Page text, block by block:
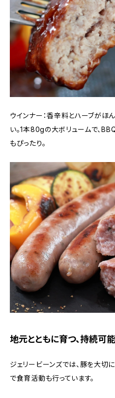
ウインナー：香辛料とハーブがほ
い。1本80gの大ボリュームで、
もぴったり。
地元とともに育つ、持続可
ジェリービーンズでは、豚を大切
で食育活動も行っています。